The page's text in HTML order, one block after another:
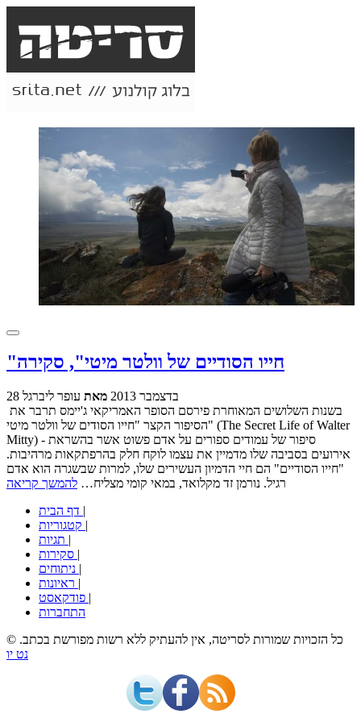
"חייו הסודיים של וולטר מיטי", סקירה
28 בדצמבר 2013 מאת עופר ליברגל
הסיפור הקצר "חייו הסודים של וולטר מיטי" (The Secret Life of Walter
Mitty) - סיפור של עמודים ספורים על אדם פשוט אשר בהשראת
אירועים בסביבה שלו מדמיין את עצמו לוקח חלק בהרפתקאות מרהיבות.
"חייו הסודיים" הם חיי הדמיון העשירים שלו, למרות שבשגרה הוא אדם
רגיל. נורמן זד מקלואד, במאי קומי מצליח… להמשך קריאה
|
|
|
|
|
|
|
התחברות
© כל הזכויות שמורות לסריטה, אין להעתיק ללא רשות מפורשת בכתב.
נט יו